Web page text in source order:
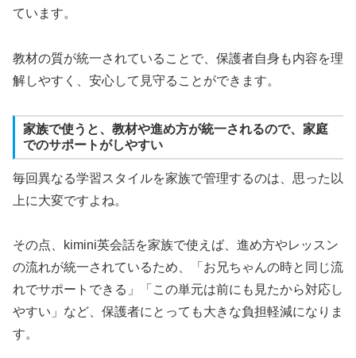
ています。
教材の質が統一されていることで、保護者自身も内容を理
解しやすく、安心して見守ることができます。
家族で使うと、教材や進め方が統一されるので、家庭
でのサポートがしやすい
毎回異なる学習スタイルを家族で管理するのは、思った以
上に大変ですよね。
その点、kimini英会話を家族で使えば、進め方やレッスン
の流れが統一されているため、「お兄ちゃんの時と同じ流
れでサポートできる」「この単元は前にも見たから対応し
やすい」など、保護者にとっても大きな負担軽減になりま
す。